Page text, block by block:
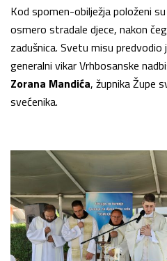
Kod spomen-obilježja položeni
osmero stradale djece, nakon
zadušnica. Svetu misu predvodio
generalni vikar Vrhbosanske
Zorana Mandića, župnika Župe
svećenika.